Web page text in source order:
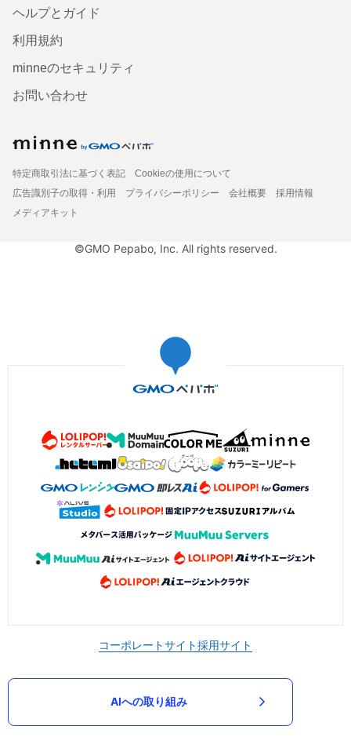
ヘルプとガイド
利用規約
minneのセキュリティ
お問い合わせ
特定商取引法に基づく表記
Cookieの使用について
広告識別子の取得・利用
プライバシーポリシー 会社概要
採用情報
メディアキット
©GMO Pepabo, Inc. All rights reserved.
コーポレートサイト採用サイト
AIへの取り組み